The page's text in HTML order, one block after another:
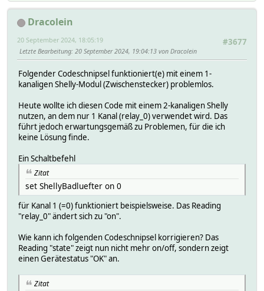
Dracolein
#3677
20 September 2024, 18:05:19
Letzte Bearbeitung: 20 September 2024, 19:04:13 von Dracolein
Folgender Codeschnipsel funktioniert(e) mit einem 1-
kanaligen Shelly-Modul (Zwischenstecker) problemlos.
Heute wollte ich diesen Code mit einem 2-kanaligen Shelly
nutzen, an dem nur 1 Kanal (relay_0) verwendet wird. Das
führt jedoch erwartungsgemäß zu Problemen, für die ich
keine Lösung finde.
Ein Schaltbefehl
Zitat
set ShellyBadluefter on 0
für Kanal 1 (=0) funktioniert beispielsweise. Das Reading
"relay_0" ändert sich zu "on".
Wie kann ich folgenden Codeschnipsel korrigieren? Das
Reading "state" zeigt nun nicht mehr on/off, sondern zeigt
einen Gerätestatus "OK" an.
Zitat